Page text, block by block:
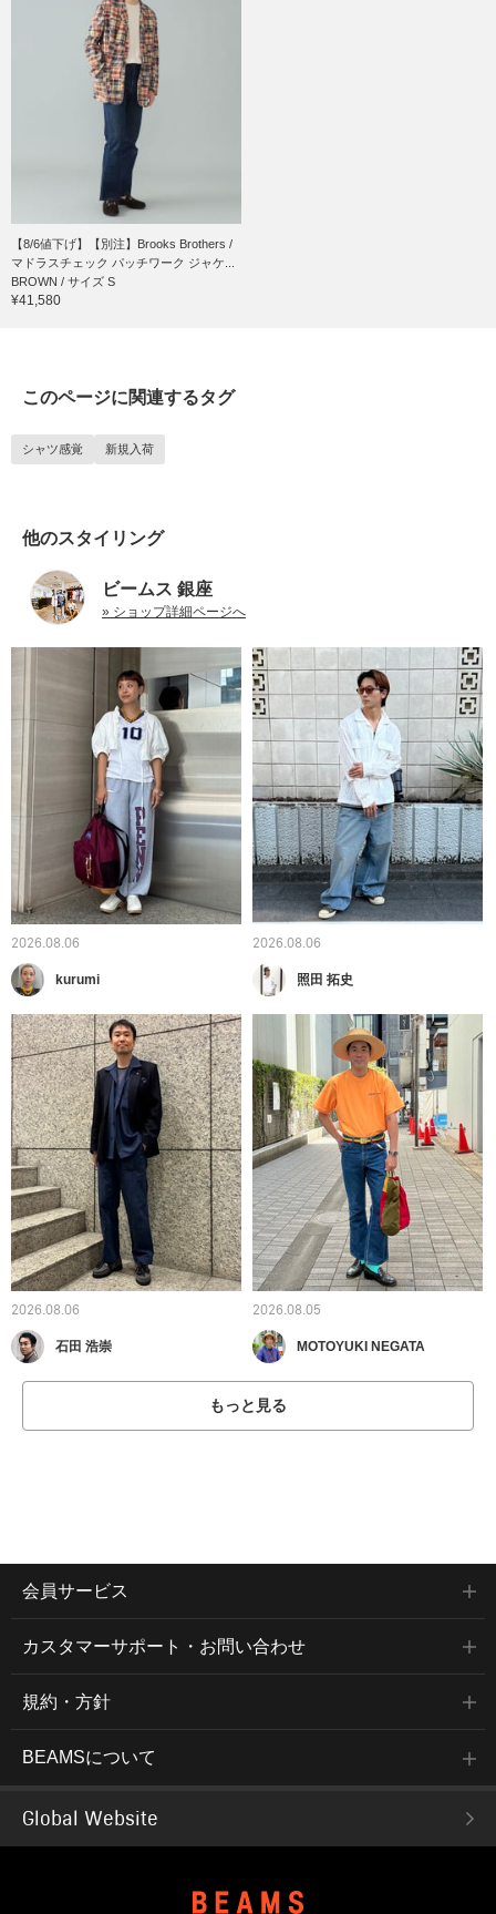
【8/6値下げ】【別注】Brooks Brothers /
マドラスチェック パッチワーク ジャケ...
BROWN / サイズ S
¥41,580
このページに関連するタグ
シャツ感覚 新規入荷
他のスタイリング
ビームス 銀座
» ショップ詳細ページへ
2026.08.06
kurumi
2026.08.06
照田 拓史
2026.08.06
石田 浩崇
2026.08.05
MOTOYUKI NEGATA
もっと見る
会員サービス
カスタマーサポート・お問い合わせ
規約・方針
BEAMSについて
Global Website